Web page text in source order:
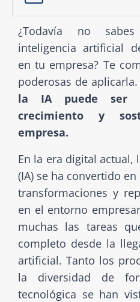
¿Todavía no
inteligencia artificial
en tu empresa? Te
poderosas de
la IA puede ser
crecimiento y
empresa.
En la era digital
(IA) se ha convertido
transformaciones y
en el entorno
muchas las tareas
completo desde la
artificial. Tanto los
la diversidad de
tecnológica se han